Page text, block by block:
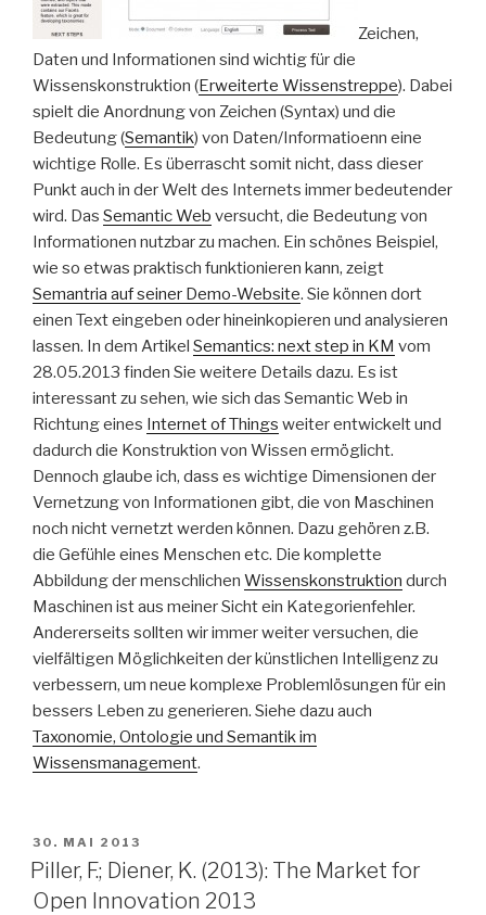
Zeichen,
Daten und Informationen sind wichtig für die
Wissenskonstruktion (Erweiterte Wissenstreppe). Dabei
spielt die Anordnung von Zeichen (Syntax) und die
Bedeutung (Semantik) von Daten/Informatioenn eine
wichtige Rolle. Es überrascht somit nicht, dass dieser
Punkt auch in der Welt des Internets immer bedeutender
wird. Das Semantic Web versucht, die Bedeutung von
Informationen nutzbar zu machen. Ein schönes Beispiel,
wie so etwas praktisch funktionieren kann, zeigt
Semantria auf seiner Demo-Website. Sie können dort
einen Text eingeben oder hineinkopieren und analysieren
lassen. In dem Artikel Semantics: next step in KM vom
28.05.2013 finden Sie weitere Details dazu. Es ist
interessant zu sehen, wie sich das Semantic Web in
Richtung eines Internet of Things weiter entwickelt und
dadurch die Konstruktion von Wissen ermöglicht.
Dennoch glaube ich, dass es wichtige Dimensionen der
Vernetzung von Informationen gibt, die von Maschinen
noch nicht vernetzt werden können. Dazu gehören z.B.
die Gefühle eines Menschen etc. Die komplette
Abbildung der menschlichen Wissenskonstruktion durch
Maschinen ist aus meiner Sicht ein Kategorienfehler.
Andererseits sollten wir immer weiter versuchen, die
vielfältigen Möglichkeiten der künstlichen Intelligenz zu
verbessern, um neue komplexe Problemlösungen für ein
bessers Leben zu generieren. Siehe dazu auch
Taxonomie, Ontologie und Semantik im
Wissensmanagement.
VERÖFFENTLICHT
AM
30. MAI 2013
Piller, F.; Diener, K. (2013): The Market for
Open Innovation 2013